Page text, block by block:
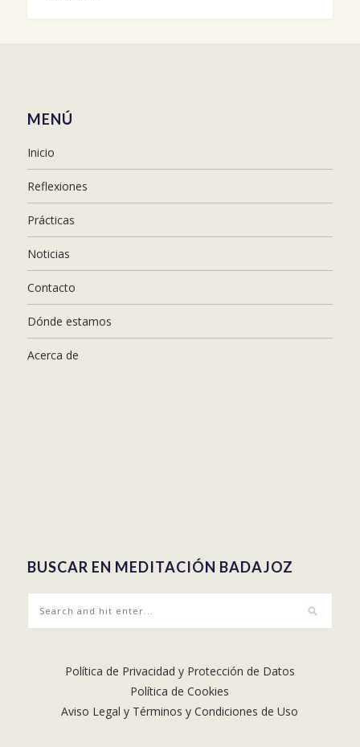
MENÚ
Inicio
Reflexiones
Prácticas
Noticias
Contacto
Dónde estamos
Acerca de
BUSCAR EN MEDITACIÓN BADAJOZ
Política de Privacidad y Protección de Datos
Política de Cookies
Aviso Legal y Términos y Condiciones de Uso